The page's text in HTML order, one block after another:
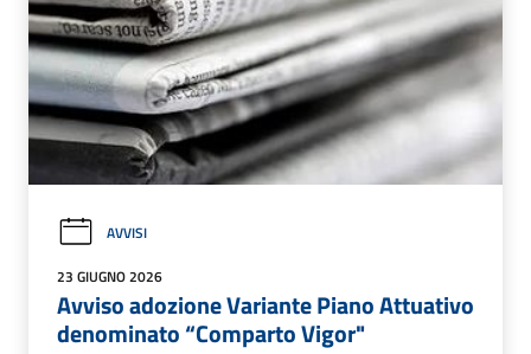
AVVISI
23 GIUGNO 2026
Avviso adozione Variante Piano Attuativo
denominato “Comparto Vigor"